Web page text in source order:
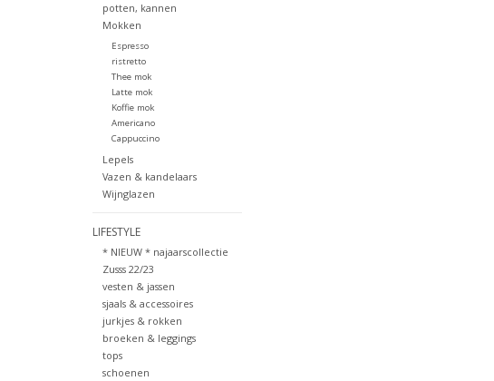
potten, kannen
Mokken
Espresso
ristretto
Thee mok
Latte mok
Koffie mok
Americano
Cappuccino
Lepels
Vazen & kandelaars
Wijnglazen
LIFESTYLE
* NIEUW * najaarscollectie
Zusss 22/23
vesten & jassen
sjaals & accessoires
jurkjes & rokken
broeken & leggings
tops
schoenen